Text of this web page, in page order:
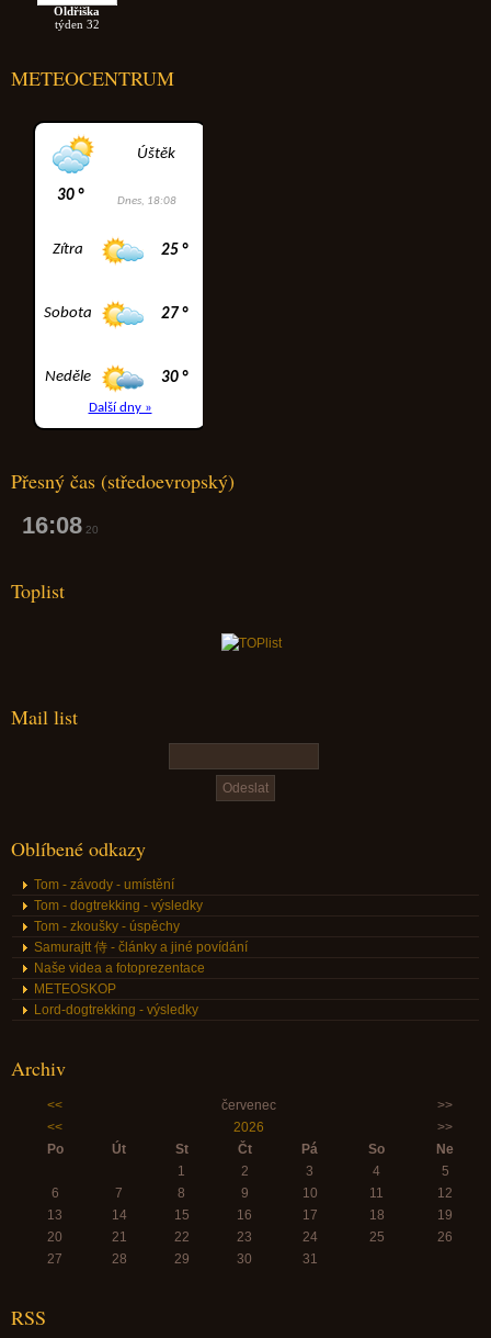
Oldřiška
týden 32
METEOCENTRUM
Přesný čas (středoevropský)
16:08 21
Toplist
Mail list
Oblíbené odkazy
Tom - závody - umístění
Tom - dogtrekking - výsledky
Tom - zkoušky - úspěchy
Samurajtt 侍 - články a jiné povídání
Naše videa a fotoprezentace
METEOSKOP
Lord-dogtrekking - výsledky
Archiv
<< červenec
>>
<<
2026
>>
Po
Út St Čt Pá So
Ne
1
2 3 4
5
6
7 8 9 10 11
12
13
14 15 16 17 18
19
20
21 22 23 24 25
26
27
28 29 30 31
RSS